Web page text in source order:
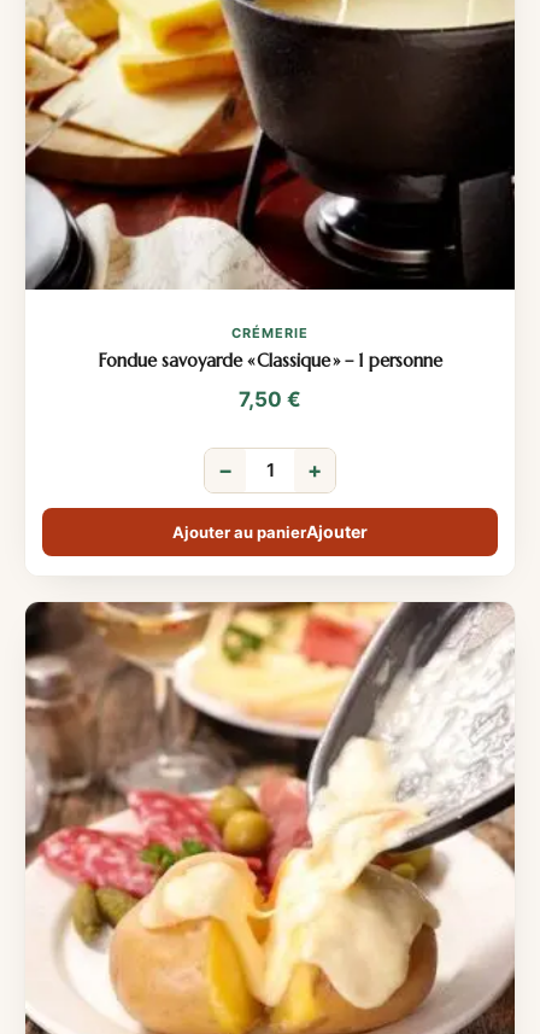
CRÉMERIE
Fondue savoyarde « Classique » – 1 personne
7,50 €
− +
Ajouter au panier